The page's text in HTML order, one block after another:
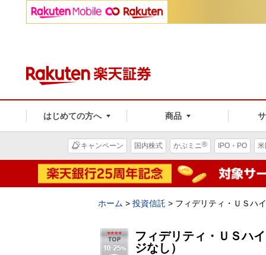
はじめての方へ 商品
キャンペーン 国内株式 かぶミニ® IPO・PO
ホーム > 投資信託 > フィデリティ・ＵＳハ
フィデリティ・ＵＳハ
ジなし）